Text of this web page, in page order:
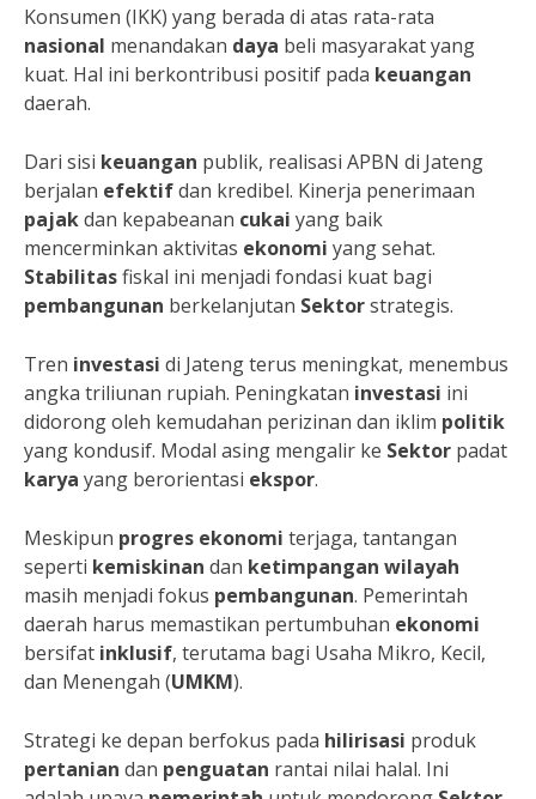
Konsumen (IKK) yang berada di atas rata-rata
nasional menandakan daya beli masyarakat yang
kuat. Hal ini berkontribusi positif pada keuangan
daerah.
Dari sisi keuangan publik, realisasi APBN di Jateng
berjalan efektifdan kredibel. Kinerja penerimaan
pajakdan kepabeanan cukai yang baik
mencerminkan aktivitas ekonomi yang sehat.
Stabilitasfiskal ini menjadi fondasi kuat bagi
pembangunan berkelanjutan Sektorstrategis.
Tren investasi di Jateng terus meningkat, menembus
angka triliunan rupiah. Peningkatan investasi ini
didorong oleh kemudahan perizinan dan iklim politik
yang kondusif. Modal asing mengalir ke Sektor padat
karya yang berorientasi ekspor.
Meskipun progres ekonomi terjaga, tantangan
seperti kemiskinan dan ketimpangan wilayah
masih menjadi fokus pembangunan. Pemerintah
daerah harus memastikan pertumbuhan ekonomi
bersifat inklusif, terutama bagi Usaha Mikro, Kecil,
dan Menengah (UMKM).
Strategi ke depan berfokus pada hilirisasi produk
pertanian dan penguatan rantai nilai halal. Ini